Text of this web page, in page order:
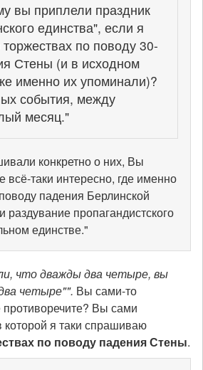
вы приплели праздник
единства", если я
по поводу 30-
Стены (и в исходном
именно их упоминали)?
события, между
месяц."
конкретно о них, Вы
таки интересно, где именно
падения Берлинской
пропагандистского
единстве."
что дважды два четыре, вы
четыре"". Вы сами-то
противоречите? Вы сами
которой я таки спрашиваю
по поводу падения Стены.